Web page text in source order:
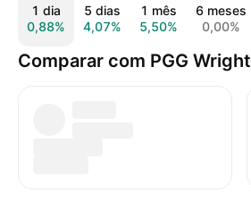
1 dia
0,88%
5 dias
4,07%
1 mês
5,50%
6 meses
0,00%
Comparar com PGG